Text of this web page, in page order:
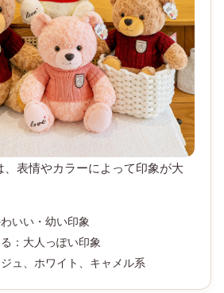
、表情やカラーによって印象が大
いい・幼い印象
：大人っぽい印象
ュ、ホワイト、キャメル系